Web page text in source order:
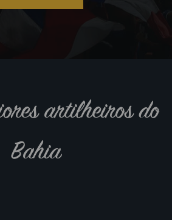
artilheiros do
Bahia